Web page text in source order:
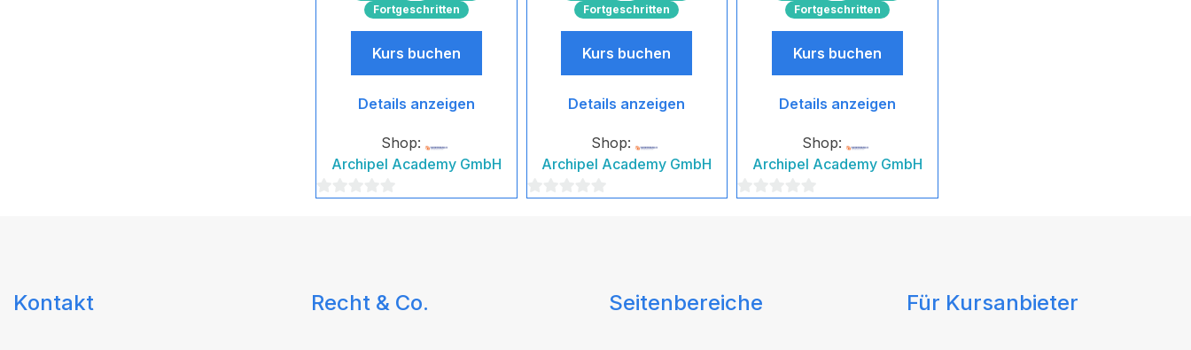
Fortgeschritten
Kurs buchen
Details anzeigen
Shop:
Archipel Academy GmbH
Fortgeschritten
Kurs buchen
Details anzeigen
Shop:
Archipel Academy GmbH
Fortgeschritten
Kurs buchen
Details anzeigen
Shop:
Archipel Academy GmbH
Kontakt Recht & Co. Seitenbereiche Für Kursanbieter